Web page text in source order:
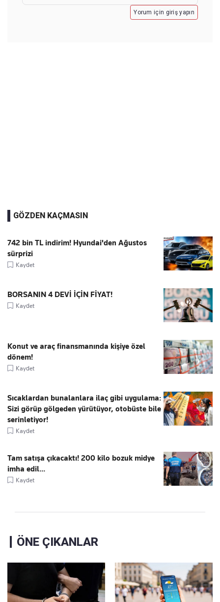
Yorum için giriş yapın
GÖZDEN KAÇMASIN
742 bin TL indirim! Hyundai'den Ağustos
sürprizi
Kaydet
BORSANIN 4 DEVİ İÇİN FİYAT!
Kaydet
Konut ve araç finansmanında kişiye özel
dönem!
Kaydet
Sıcaklardan bunalanlara ilaç gibi uygulama:
Sizi görüp gölgeden yürütüyor, otobüste bile
serinletiyor!
Kaydet
Tam satışa çıkacaktı! 200 kilo bozuk midye
imha edil...
Kaydet
ÖNE ÇIKANLAR